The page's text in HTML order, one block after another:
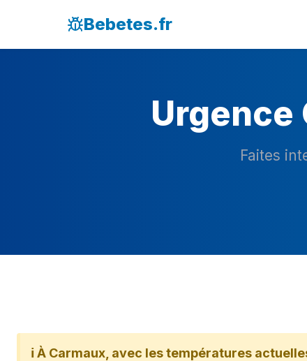
Bebetes.fr
Urgence
Faites
ℹ️ À Carmaux, avec les températures